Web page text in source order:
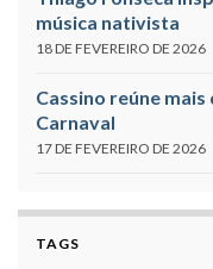
música nativista
18 DE FEVEREIRO DE 2026
Cassino reúne mais
Carnaval
17 DE FEVEREIRO DE 2026
TAGS